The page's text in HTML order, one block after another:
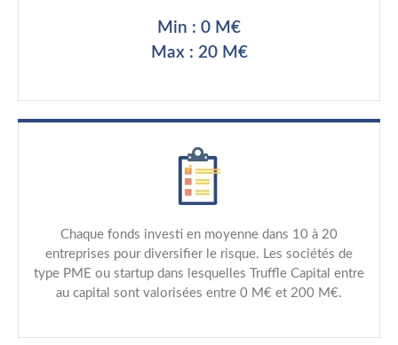
Min : 0 M€
Max : 20 M€
Chaque fonds investi en moyenne dans 10 à 20
entreprises pour diversifier le risque. Les sociétés de
type PME ou startup dans lesquelles Truffle Capital entre
au capital sont valorisées entre 0 M€ et 200 M€.